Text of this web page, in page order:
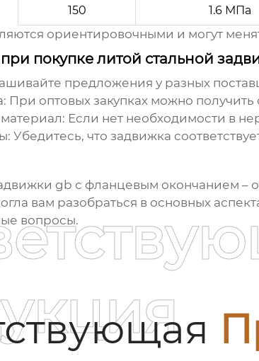
150 1.6 МПа
ориентировочными и могут
покупке литой стальной
предложения у разных
При оптовых закупках можно получить
Если нет необходимости в
Убедитесь, что задвижка
gb с фланцевым окончанием –
вам разобраться в основных
вопросы.